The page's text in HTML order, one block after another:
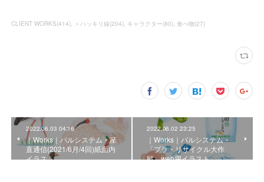
CLIENT WORKS(414) ＞ハッキリ線(204) キャラクター(80) 食べ物(27)
2022.06.03 04:16
｜Works｜パルシステム・産
直通信(2021/6月/4回)紙面内
イラスト
2022.06.02 23:25
｜Works｜パルシステム・
「プラ・リサイクル大作
戦」web用イラスト